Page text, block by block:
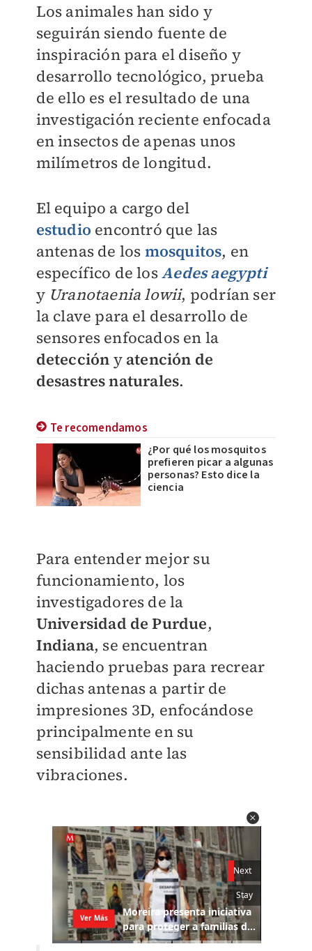
Los animales han sido y
seguirán siendo fuente de
inspiración para el diseño y
desarrollo tecnológico, prueba
de ello es el resultado de una
investigación reciente enfocada
en insectos de apenas unos
milímetros de longitud.
El equipo a cargo del
estudio encontró que las
antenas de los mosquitos, en
específico de losAedes aegypti
y Uranotaenia lowii, podrían ser
la clave para el desarrollo de
sensores enfocados en la
detección y atención de
desastres naturales.
Te recomendamos
¿Por qué los mosquitos
prefieren picar a algunas
personas? Esto dice la
ciencia
Para entender mejor su
funcionamiento, los
investigadores de la
Universidad de Purdue,
Indiana, se encuentran
haciendo pruebas para recrear
dichas antenas a partir de
impresiones 3D, enfocándose
principalmente en su
sensibilidad ante las
vibraciones.